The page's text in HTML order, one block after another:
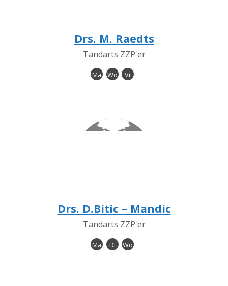
Drs. M. Raedts
Tandarts ZZP'er
Ma Wo Vr
Drs. D.Bitic – Mandic
Tandarts ZZP'er
Ma Di Wo